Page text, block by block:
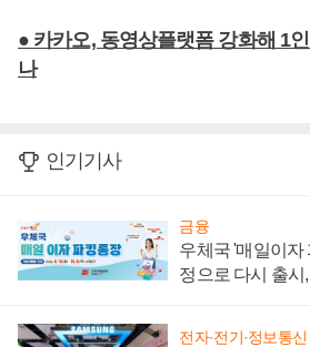
● 카카오, 동영상플랫폼 강화해 1
나
인기기사
금융
우체국 '매일이자
정으로 다시 출시
전자·전기·정보통신